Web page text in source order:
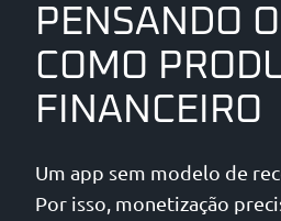
PENSANDO
COMO
FINANCEIRO
Um app sem modelo de
Por isso, monetização